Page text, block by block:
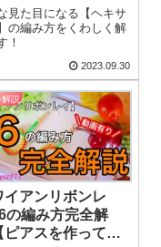
見た目になる【ヘキサ
の編み方をくわしく解
！
2023.09.30
解説
イアンリボンレ
の編み方完全解
ピアスを作ってみ